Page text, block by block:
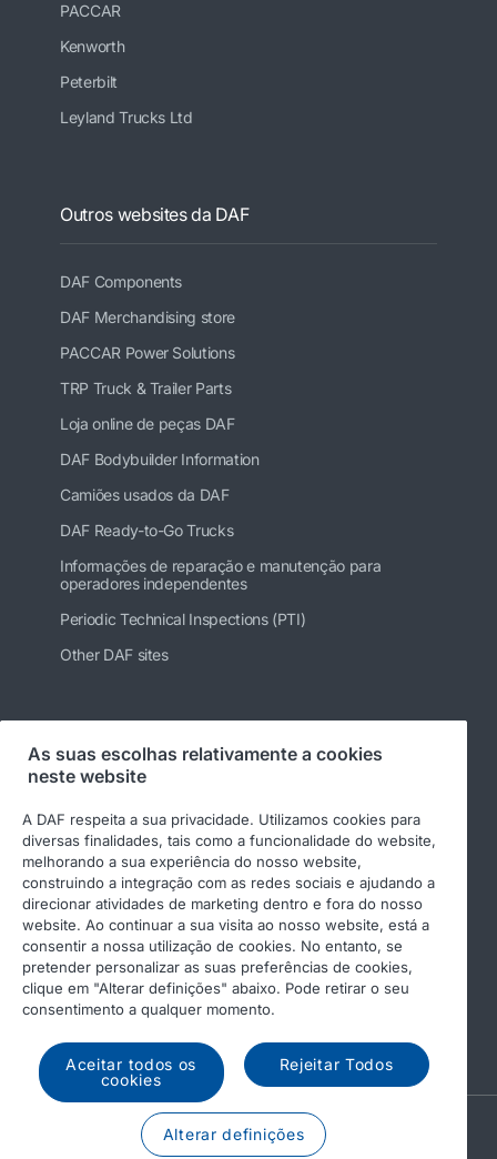
PACCAR
Kenworth
Peterbilt
Leyland Trucks Ltd
Outros websites da DAF
DAF Components
DAF Merchandising store
PACCAR Power Solutions
TRP Truck & Trailer Parts
Loja online de peças DAF
DAF Bodybuilder Information
Camiões usados da DAF
DAF Ready-to-Go Trucks
Informações de reparação e manutenção para
operadores independentes
Periodic Technical Inspections (PTI)
Other DAF sites
Siga-nos
© 2026 DAF
Aviso legal
Declaração de privacidade
DAF e cookies
A PACCAR COMPANY
As suas escolhas relativamente a cookies
neste website
A DAF respeita a sua privacidade. Utilizamos cookies para
diversas finalidades, tais como a funcionalidade do website,
melhorando a sua experiência do nosso website,
construindo a integração com as redes sociais e ajudando a
direcionar atividades de marketing dentro e fora do nosso
website. Ao continuar a sua visita ao nosso website, está a
consentir a nossa utilização de cookies. No entanto, se
pretender personalizar as suas preferências de cookies,
clique em "Alterar definições" abaixo. Pode retirar o seu
consentimento a qualquer momento.
Aceitar todos os
cookies
Rejeitar Todos
Alterar definições